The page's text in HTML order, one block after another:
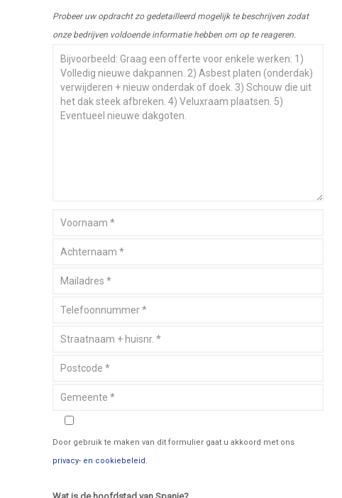
Probeer uw opdracht zo gedetailleerd mogelijk te beschrijven zodat
onze bedrijven voldoende informatie hebben om op te reageren.
Door gebruik te maken van dit formulier gaat u akkoord met ons
privacy- en cookiebeleid.